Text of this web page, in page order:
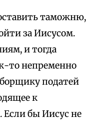
таможню,
за Иисусом.
и тогда
то непременно
податей
к
Если бы Иисус не